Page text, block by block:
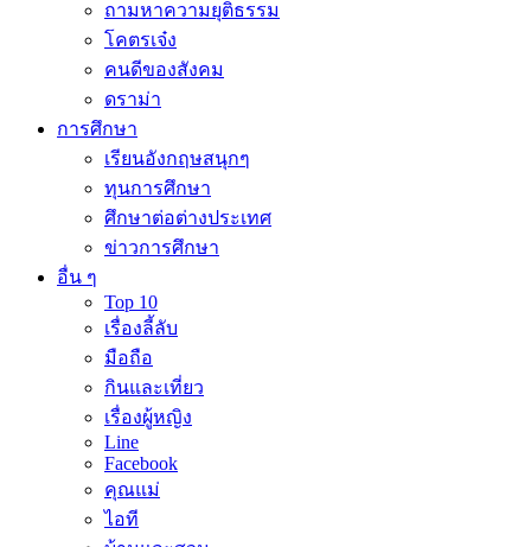
ถามหาความยุติธรรม
โคตรเจ๋ง
คนดีของสังคม
ดราม่า
การศึกษา
เรียนอังกฤษสนุกๆ
ทุนการศึกษา
ศึกษาต่อต่างประเทศ
ข่าวการศึกษา
อื่น ๆ
Top 10
เรื่องลี้ลับ
มือถือ
กินและเที่ยว
เรื่องผู้หญิง
Line
Facebook
คุณแม่
ไอที